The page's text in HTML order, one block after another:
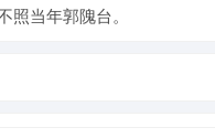
照当年郭隗台。